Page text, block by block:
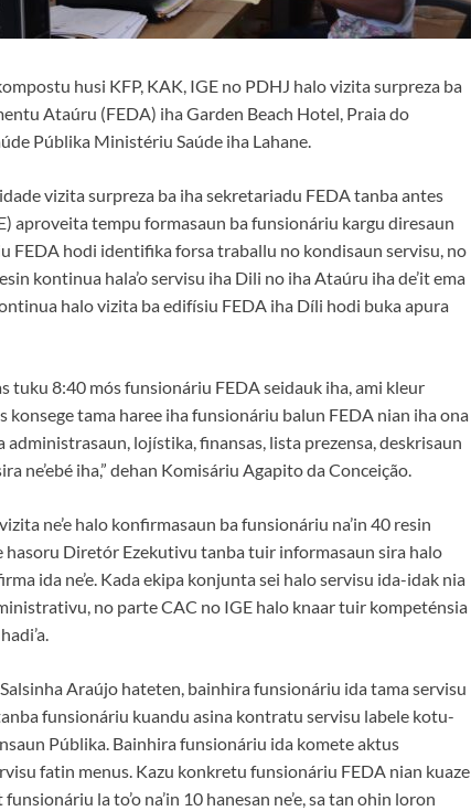
husi KFP, KAK, IGE no PDHJ halo vizita surpreza ba
Ataúru (FEDA) iha Garden Beach Hotel, Praia do
Públika Ministériu Saúde iha Lahane.
vizita surpreza ba iha sekretariadu FEDA tanba antes
aproveita tempu formasaun ba funsionáriu kargu diresaun
FEDA hodi identifika forsa traballu no kondisaun servisu, no
kontinua hala’o servisu iha Dili no iha Ataúru iha de’it ema
halo vizita ba edifísiu FEDA iha Díli hodi buka apura
tuku 8:40 mós funsionáriu FEDA seidauk iha, ami kleur
tama haree iha funsionáriu balun FEDA nian iha ona
lojístika, finansas, lista prezensa, deskrisaun
ne’ebé iha,” dehan Komisáriu Agapito da Conceição.
ne’e halo konfirmasaun ba funsionáriu na’in 40 resin
hasoru Diretór Ezekutivu tanba tuir informasaun sira halo
ida ne’e. Kada ekipa konjunta sei halo servisu ida-idak nia
no parte CAC no IGE halo knaar tuir kompeténsia
Araújo hateten, bainhira funsionáriu ida tama servisu
funsionáriu kuandu asina kontratu servisu labele kotu-
Públika. Bainhira funsionáriu ida komete aktus
fatin menus. Kazu konkretu funsionáriu FEDA nian kuaze
la to’o na’in 10 hanesan ne’e, sa tan ohin loron